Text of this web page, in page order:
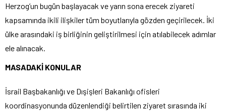
Herzog’un bugün başlayacak ve yarın sona erecek ziyareti
kapsamında ikili ilişkiler tüm boyutlarıyla gözden geçirilecek. İki
ülke arasındaki iş birliğinin geliştirilmesi için atılabilecek adımlar
ele alınacak.
MASADAKİ KONULAR
İsrail Başbakanlığı ve Dışişleri Bakanlığı ofisleri
koordinasyonunda düzenlendiği belirtilen ziyaret sırasında iki